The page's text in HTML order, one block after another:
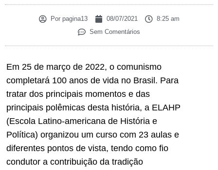
Porpagina13 08/07/2021
8:25 am
Sem Comentários
Em 25 de março de 2022, o comunismo
completará 100 anos de vida no Brasil. Para
tratar dos principais momentos e das
principais polêmicas desta história, a ELAHP
(Escola Latino-americana de História e
Política) organizou um curso com 23 aulas e
diferentes pontos de vista, tendo como fio
condutor a contribuição da tradição